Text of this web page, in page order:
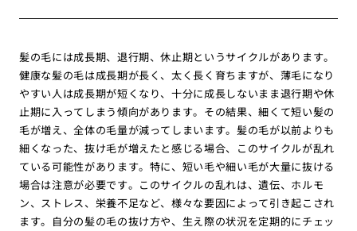
髪の毛には成長期、退行期、休止期というサイクルがあります。
健康な髪の毛は成長期が長く、太く長く育ちますが、薄毛になり
やすい人は成長期が短くなり、十分に成長しないまま退行期や休
止期に入ってしまう傾向があります。その結果、細くて短い髪の
毛が増え、全体の毛量が減ってしまいます。髪の毛が以前よりも
細くなった、抜け毛が増えたと感じる場合、このサイクルが乱れ
ている可能性があります。特に、短い毛や細い毛が大量に抜ける
場合は注意が必要です。このサイクルの乱れは、遺伝、ホルモ
ン、ストレス、栄養不足など、様々な要因によって引き起こされ
ます。自分の髪の毛の抜け方や、生え際の状況を定期的にチェッ